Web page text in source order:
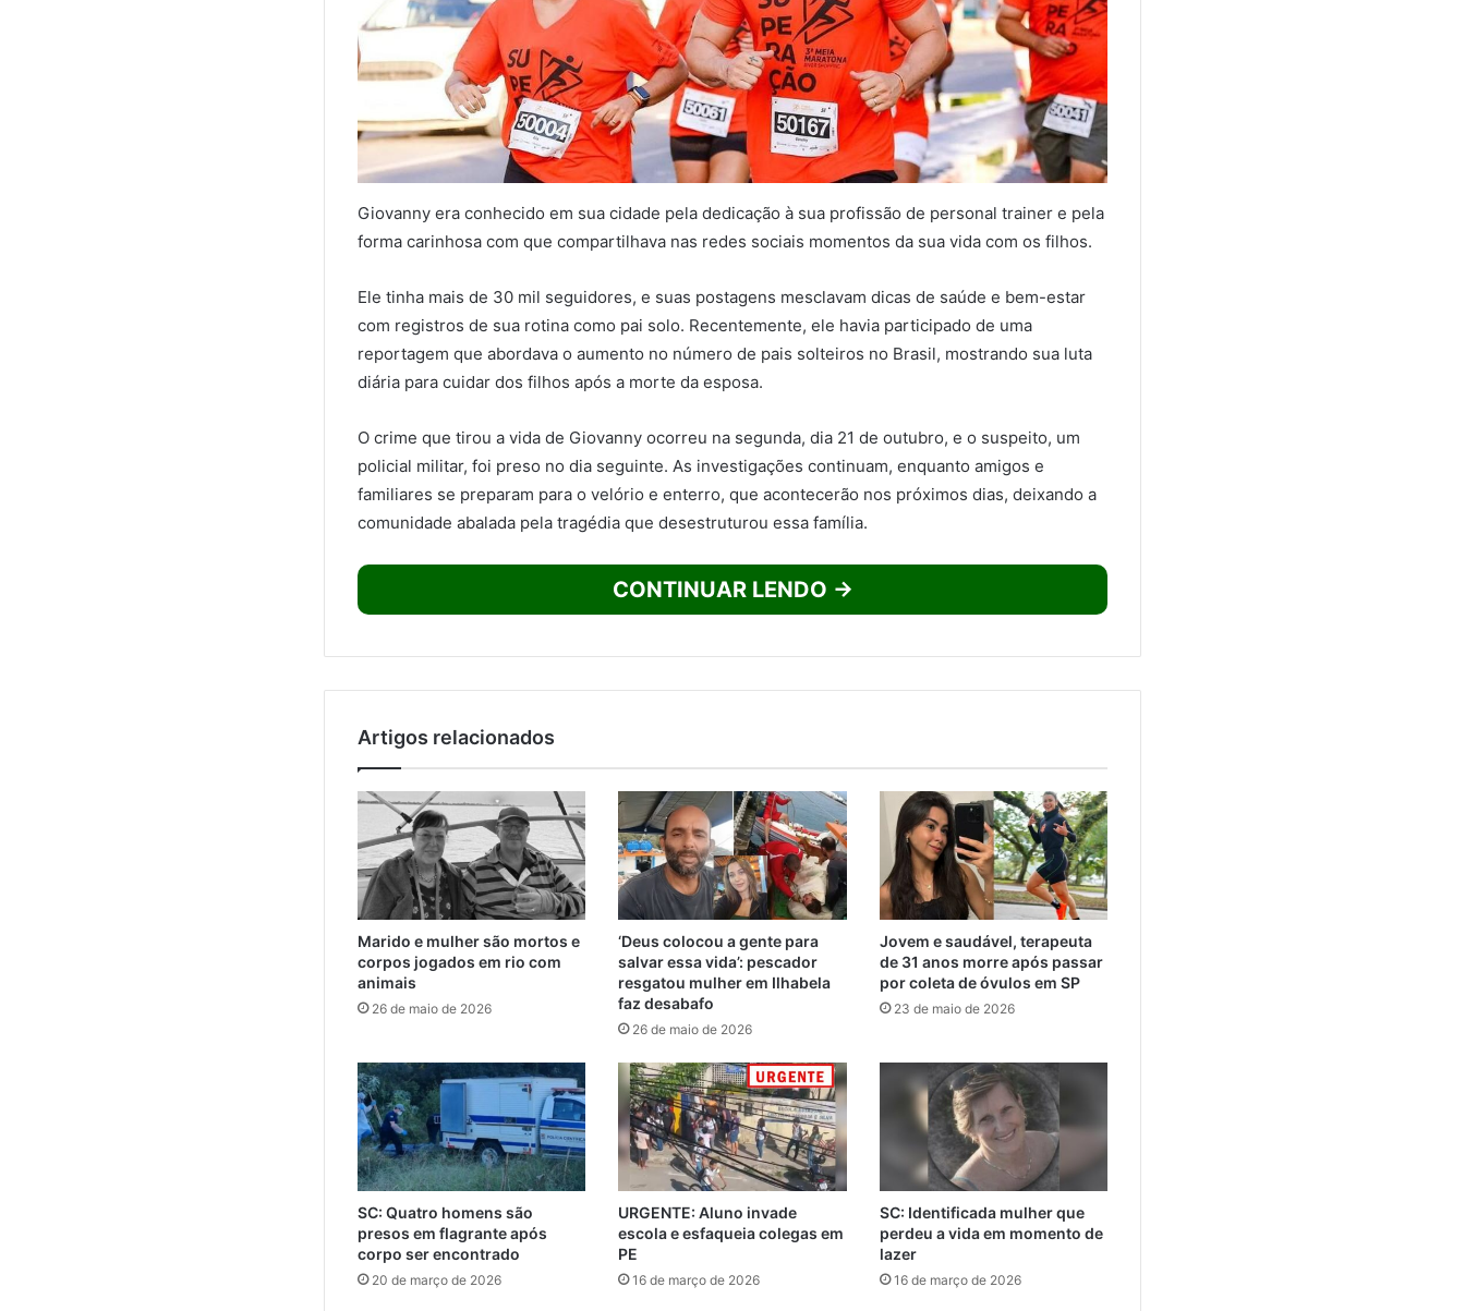
Giovanny era conhecido em sua cidade pela dedicação à sua profissão de personal trainer e pela
forma carinhosa com que compartilhava nas redes sociais momentos da sua vida com os filhos.
Ele tinha mais de 30 mil seguidores, e suas postagens mesclavam dicas de saúde e bem-estar
com registros de sua rotina como pai solo. Recentemente, ele havia participado de uma
reportagem que abordava o aumento no número de pais solteiros no Brasil, mostrando sua luta
diária para cuidar dos filhos após a morte da esposa.
O crime que tirou a vida de Giovanny ocorreu na segunda, dia 21 de outubro, e o suspeito, um
policial militar, foi preso no dia seguinte. As investigações continuam, enquanto amigos e
familiares se preparam para o velório e enterro, que acontecerão nos próximos dias, deixando a
comunidade abalada pela tragédia que desestruturou essa família.
CONTINUAR LENDO →
Artigos relacionados
Marido e mulher são mortos e
corpos jogados em rio com
animais
26 de maio de 2026
‘Deus colocou a gente para
salvar essa vida’: pescador
resgatou mulher em Ilhabela
faz desabafo
26 de maio de 2026
Jovem e saudável, terapeuta
de 31 anos morre após passar
por coleta de óvulos em SP
23 de maio de 2026
SC: Quatro homens são
presos em flagrante após
corpo ser encontrado
20 de março de 2026
URGENTE: Aluno invade
escola e esfaqueia colegas em
PE
16 de março de 2026
SC: Identificada mulher que
perdeu a vida em momento de
lazer
16 de março de 2026